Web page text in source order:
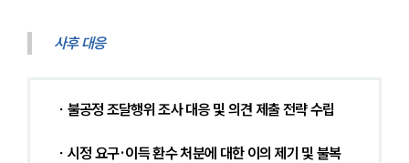
사후 대응
∙ 불공정 조달행위 조사 대응 및 의견 제출 전략 수립
∙ 시정 요구·이득 환수 처분에 대한 이의 제기 및 불복